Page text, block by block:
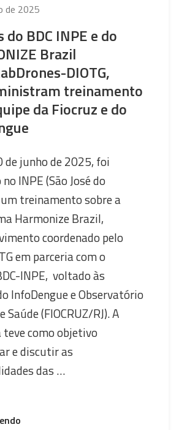
de 2025
do BDC INPE e do
Brazil
DIOTG,
treinamento
da Fiocruz e do
de junho de 2025, foi
INPE (São José do
treinamento sobre a
Harmonize Brazil,
coordenado pelo
em parceria com o
INPE, voltado às
InfoDengue e Observatório
Saúde (FIOCRUZ/RJ). A
como objetivo
e discutir as
das …